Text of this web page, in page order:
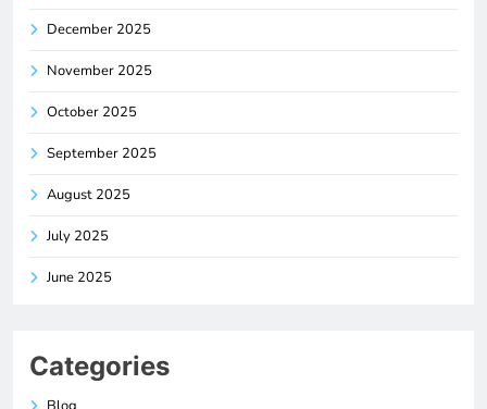
December 2025
November 2025
October 2025
September 2025
August 2025
July 2025
June 2025
Categories